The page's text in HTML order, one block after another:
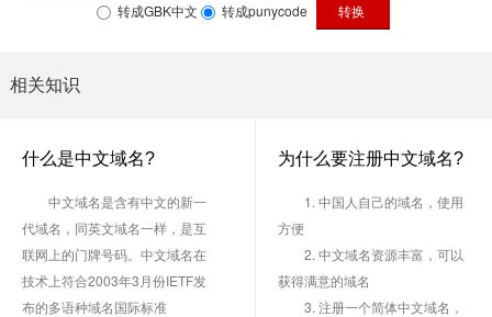
转成GBK中文
转成punycode
相关知识
什么是中文域名?
中文域名是含有中文的新一
代域名，同英文域名一样，是互
联网上的门牌号码。中文域名在
技术上符合2003年3月份IETF发
布的多语种域名国际标准
为什么要注册中文域名?
1. 中国人自己的域名，使用
方便
2. 中文域名资源丰富，可以
获得满意的域名
3. 注册一个简体中文域名，